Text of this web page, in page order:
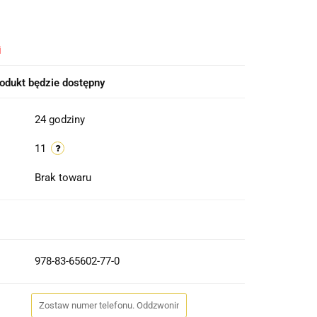
będzie dostępny
24 godziny
11
Brak towaru
978-83-65602-77-0